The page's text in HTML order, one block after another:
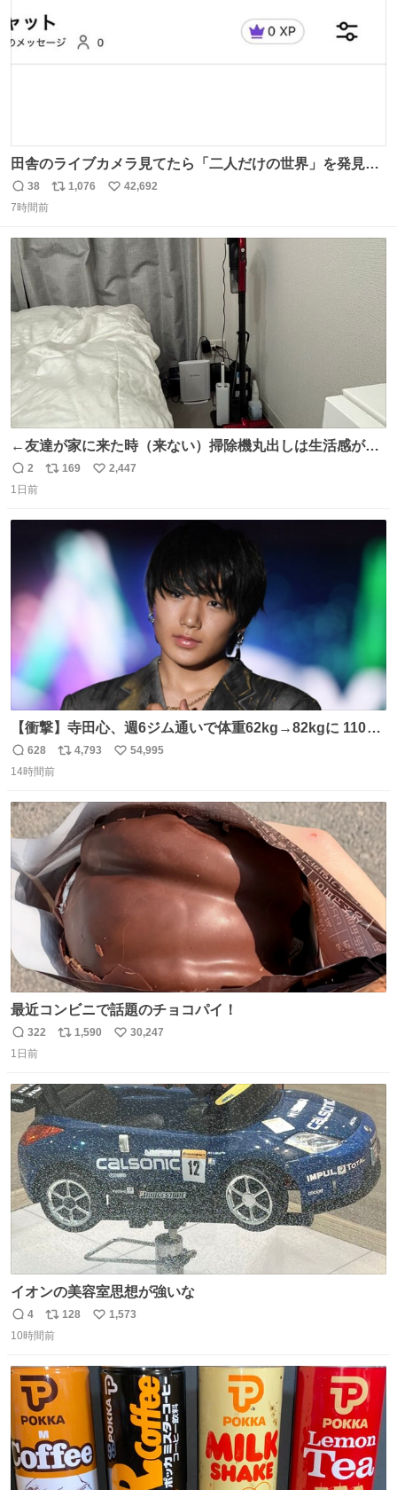
田舎のライブカメラ見てたら「二人だけの世界」を発見し
た
返
信
38
リ
ト
1,076
い
数
42,692
7時間前
←友達が家に来た時（来ない）掃除機丸出しは生活感が出
てかっこ悪いなぁ →せや
返
信
2
リ
数
169
い
数
2,447
1日前
【衝撃】寺田心、週6ジム通いで体重62kg→82kgに 110kg
のベンチプレス持ち上げる姿披露
news.livedoor.com/article/detail… 元々自重のみだった
のためおにぎり10個、ゼリー飲料3～4本、パスタと毎日4
千kcalオーバーの食事を摂取し、増量したという。
返
信
628
リ
ト
数
4,793
い
数
54,995
14時間前
最近コンビニで話題のチョコパイ！
返
信
322
リ
ト
数
1,590
い
数
30,247
1日前
イオンの美容室思想が強いな
返
信
4
リ
ポ
ト
数
128
い
数
1,573
10時間前